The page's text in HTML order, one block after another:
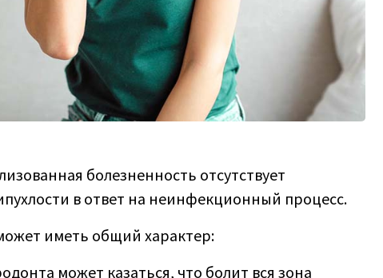
болезненность отсутствует
в ответ на неинфекционный процесс.
иметь общий характер:
может казаться, что болит вся зона